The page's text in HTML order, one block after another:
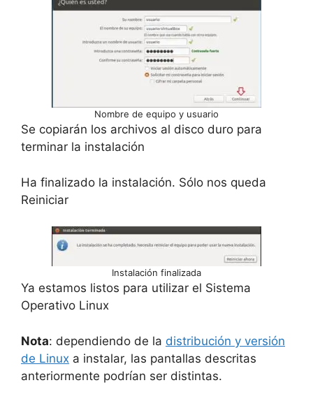
Nombre de equipo y usuario
Se copiarán los archivos al disco duro para
terminar la instalación
Ha finalizado la instalación. Sólo nos queda
Reiniciar
Instalación finalizada
Ya estamos listos para utilizar el Sistema
Operativo Linux
Nota: dependiendo de la distribución y versión
de Linux a instalar, las pantallas descritas
anteriormente podrían ser distintas.